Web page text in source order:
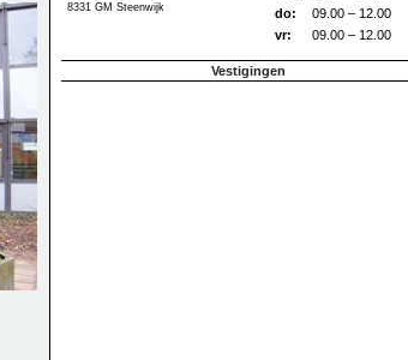
8331 GM Steenwijk
do:
09.00 – 12.00
vr:
09.00 – 12.00
Vestigingen